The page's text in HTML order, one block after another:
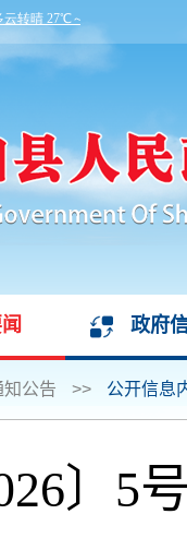
政府
知公告 >> 公开信息
〕5